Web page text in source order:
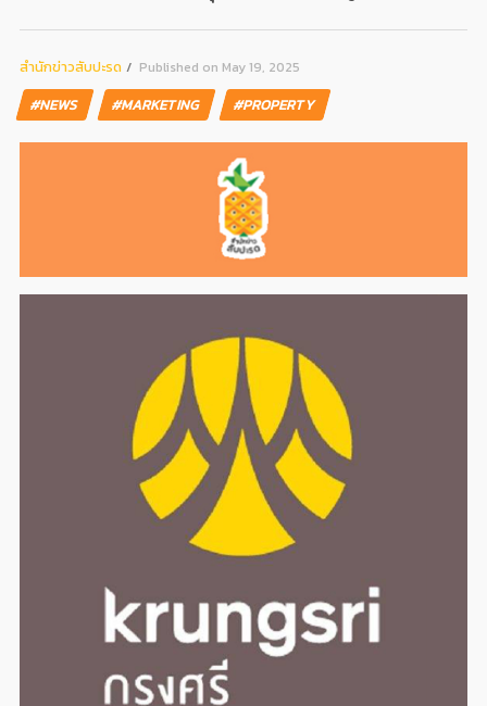
สํานักข่าวสับปะรด Published on May 19, 2025
#NEWS #MARKETING #PROPERTY